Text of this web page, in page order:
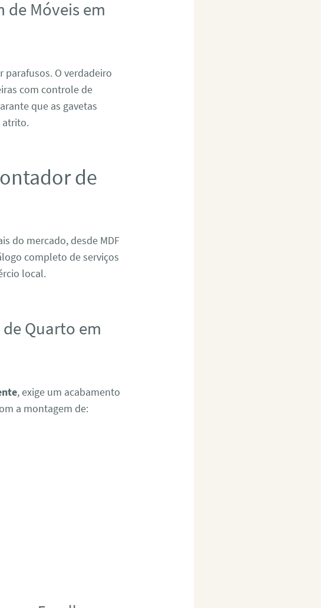
de Móveis em
parafusos. O verdadeiro
com controle de
que as gavetas
atrito.
de
do mercado, desde MDF
completo de serviços
local.
Quarto em
, exige um acabamento
a montagem de: